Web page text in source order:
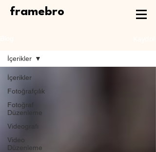
framebro
İçerikler
Fotoğrafçılık
Fotoğraf
Düzenleme
Videografi
Video
Düzenleme
İçerikler